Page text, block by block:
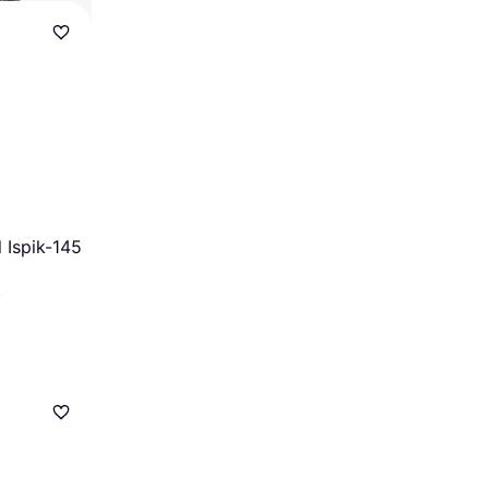
Ispik-145